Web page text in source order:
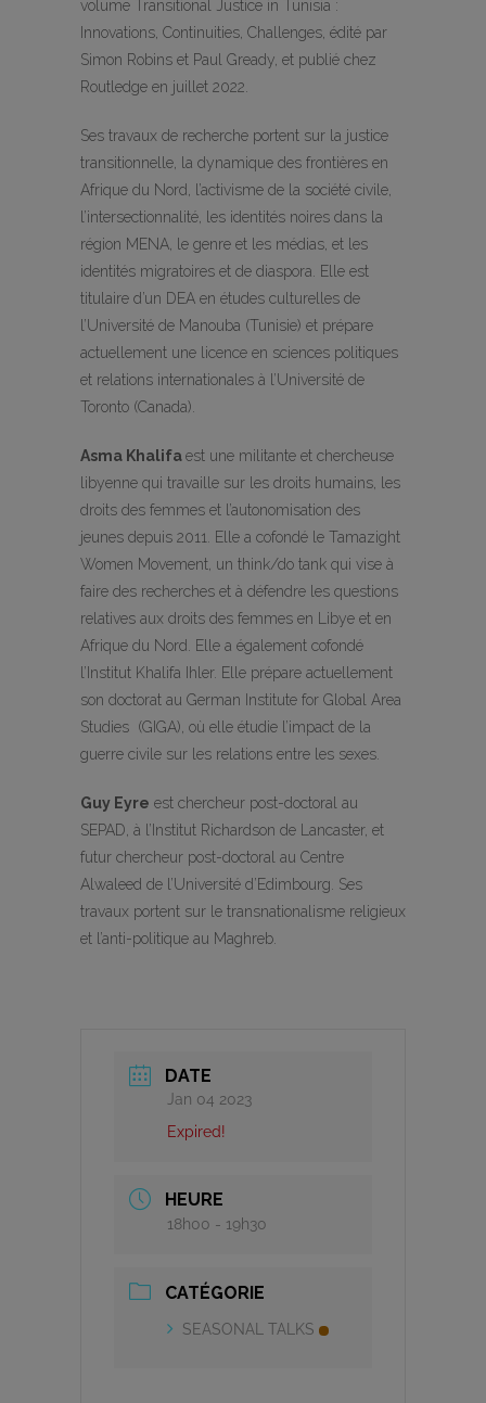
volume Transitional Justice in Tunisia :
Innovations, Continuities, Challenges, édité par
Simon Robins et Paul Gready, et publié chez
Routledge en juillet 2022.
Ses travaux de recherche portent sur la justice
transitionnelle, la dynamique des frontières en
Afrique du Nord, l’activisme de la société civile,
l’intersectionnalité, les identités noires dans la
région MENA, le genre et les médias, et les
identités migratoires et de diaspora. Elle est
titulaire d’un DEA en études culturelles de
l’Université de Manouba (Tunisie) et prépare
actuellement une licence en sciences politiques
et relations internationales à l’Université de
Toronto (Canada).
Asma Khalifaest une militante et chercheuse
libyenne qui travaille sur les droits humains, les
droits des femmes et l’autonomisation des
jeunes depuis 2011. Elle a cofondé le Tamazight
Women Movement, un think/do tank qui vise à
faire des recherches et à défendre les questions
relatives aux droits des femmes en Libye et en
Afrique du Nord. Elle a également cofondé
l’Institut Khalifa Ihler. Elle prépare actuellement
son doctorat au German Institute for Global Area
Studies (GIGA), où elle étudie l’impact de la
guerre civile sur les relations entre les sexes.
Guy Eyre est chercheur post-doctoral au
SEPAD, à l’Institut Richardson de Lancaster, et
futur chercheur post-doctoral au Centre
Alwaleed de l’Université d’Edimbourg. Ses
travaux portent sur le transnationalisme religieux
et l’anti-politique au Maghreb.
DATE
Jan 04 2023
Expired!
HEURE
18h00 - 19h30
CATÉGORIE
SEASONAL TALKS